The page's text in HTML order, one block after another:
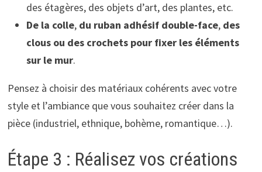
des étagères, des objets d’art, des plantes, etc.
De la colle, du ruban adhésif double-face, des
clous ou des crochets pour fixer les éléments
sur le mur.
Pensez à choisir des matériaux cohérents avec votre
style et l’ambiance que vous souhaitez créer dans la
pièce (industriel, ethnique, bohème, romantique…).
Étape 3 : Réalisez vos créations